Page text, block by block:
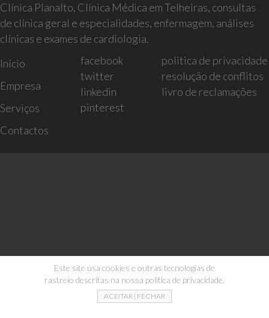
Clínica Planalto, Clínica Médica em Telheiras, consultas
de clínica geral e especialidades, enfermagem, análises
clínicas e exames de cardiologia.
Início
Empresa
Serviços
Contactos
facebook
twitter
linkedin
pinterest
politica de privacidade
resolução de conflitos
livro de reclamações
Este site usa cookies e outras tecnologias de
rastreio descritas na nossa politica de privacidade.
ACEITAR | FECHAR